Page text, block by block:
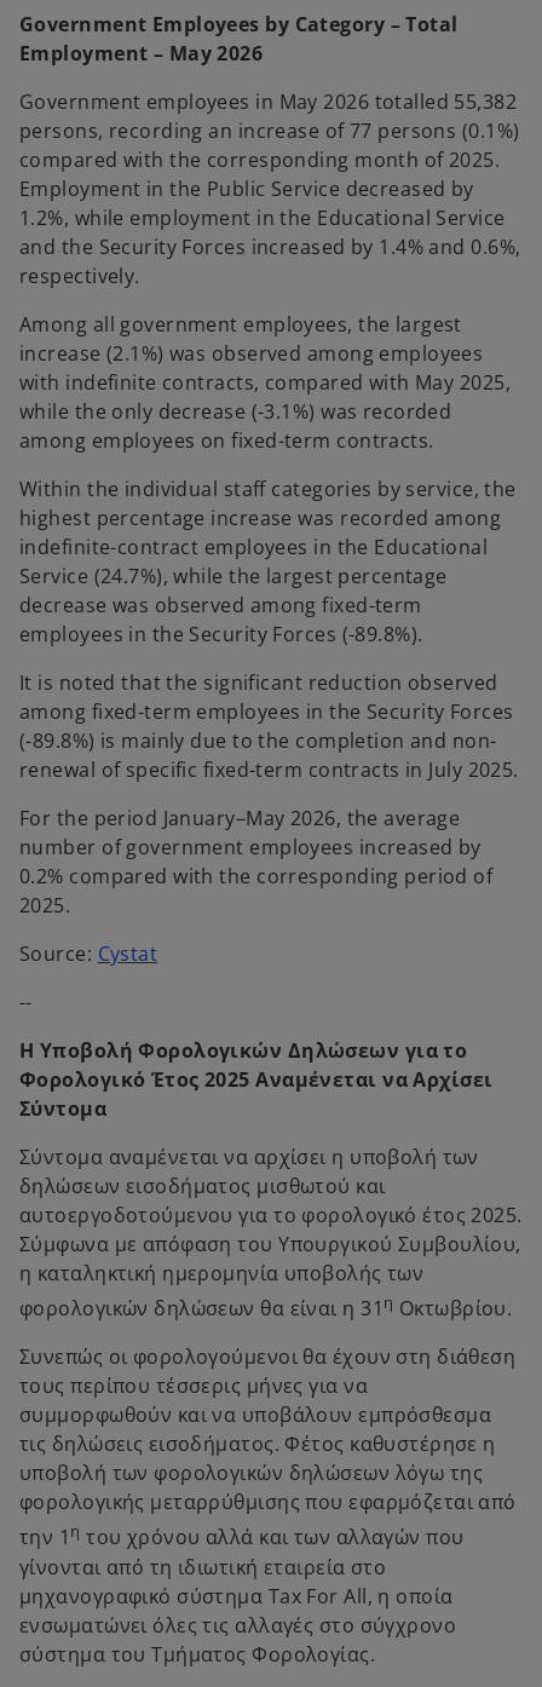
s
n
a
n
e
w
t
Government Employees by Category – Total
Employment – May 2026
Government employees in May 2026 totalled 55,382
persons, recording an increase of 77 persons (0.1%)
compared with the corresponding month of 2025.
Employment in the Public Service decreased by
1.2%, while employment in the Educational Service
and the Security Forces increased by 1.4% and 0.6%,
respectively.
Among all government employees, the largest
increase (2.1%) was observed among employees
with indefinite contracts, compared with May 2025,
while the only decrease (-3.1%) was recorded
among employees on fixed-term contracts.
Within the individual staff categories by service, the
highest percentage increase was recorded among
indefinite-contract employees in the Educational
Service (24.7%), while the largest percentage
decrease was observed among fixed-term
employees in the Security Forces (-89.8%).
It is noted that the significant reduction observed
among fixed-term employees in the Security Forces
(-89.8%) is mainly due to the completion and non-
renewal of specific fixed-term contracts in July 2025.
For the period January–May 2026, the average
number of government employees increased by
0.2% compared with the corresponding period of
2025.
Source: Cystato
s
a
n
e
w
t
a
--
Η Υποβολή Φορολογικών Δηλώσεων για το
Φορολογικό Έτος 2025 Αναμένεται να Αρχίσει
Σύντομα
Σύντομα αναμένεται να αρχίσει η υποβολή των
δηλώσεων εισοδήματος μισθωτού και
αυτοεργοδοτούμενου για το φορολογικό έτος 2025.
Σύμφωνα με απόφαση του Υπουργικού Συμβουλίου,
η καταληκτική ημερομηνία υποβολής των
φορολογικών δηλώσεων θα είναι η 31 η Οκτωβρίου.
Συνεπώς οι φορολογούμενοι θα έχουν στη διάθεση
τους περίπου τέσσερις μήνες για να
συμμορφωθούν και να υποβάλουν εμπρόσθεσμα
τις δηλώσεις εισοδήματος. Φέτος καθυστέρησε η
υποβολή των φορολογικών δηλώσεων λόγω της
φορολογικής μεταρρύθμισης που εφαρμόζεται από
την 1 η του χρόνου αλλά και των αλλαγών που
γίνονται από τη ιδιωτική εταιρεία στο
μηχανογραφικό σύστημα Tax For All, η οποία
ενσωματώνει όλες τις αλλαγές στο σύγχρονο
σύστημα του Τμήματος Φορολογίας.